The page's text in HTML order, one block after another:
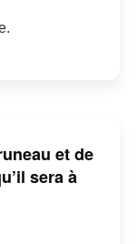
et de
sera à